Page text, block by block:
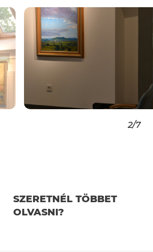
2/7
SZERETNÉL TÖBBET
OLVASNI?